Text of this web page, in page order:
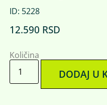
ID: 5228
12.590 RSD
Količina
DODAJ U